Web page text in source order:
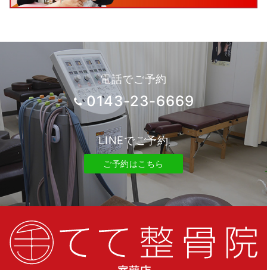
電話でご予約
0143-23-6669
LINEでご予約
ご予約はこちら